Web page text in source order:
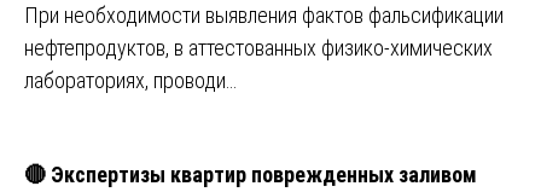
При необходимости выявления фактов фальсификации
нефтепродуктов, в аттестованных физико-химических
лабораториях, проводи…
🔴 Экспертизы квартир поврежденных заливом